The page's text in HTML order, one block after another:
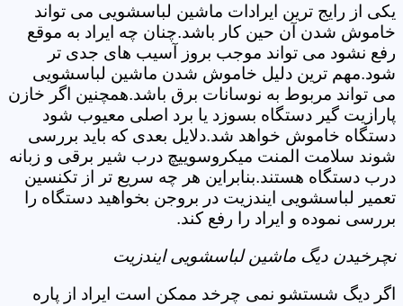
یکی از رایج ترین ایرادات ماشین لباسشویی می تواند
خاموش شدن آن حین کار باشد.چنان چه ایراد به موقع
رفع نشود می تواند موجب بروز آسیب های جدی تر
شود.مهم ترین دلیل خاموش شدن ماشین لباسشویی
می تواند مربوط به نوسانات برق باشد.همچنین اگر خازن
پارازیت گیر دستگاه بسوزد یا برد اصلی معیوب شود
دستگاه خاموش خواهد شد.دلایل بعدی که باید بررسی
شوند سلامت المنت میکروسوییچ درب شیر برقی و زبانه
درب دستگاه هستند.بنابراین هر چه سریع تر از تکنسین
تعمیر لباسشویی ایندزیت در بروجن بخواهید دستگاه را
بررسی نموده و ایراد را رفع کند.
نچرخیدن دیگ ماشین لباسشویی ایندزیت
اگر دیگ شستشو نمی چرخد ممکن است ایراد از پاره